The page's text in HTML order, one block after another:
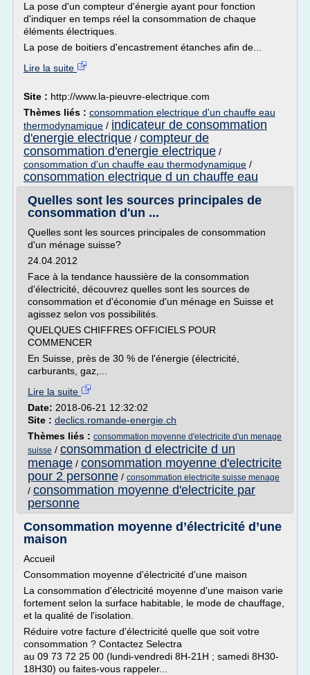
La pose d'un compteur d'énergie ayant pour fonction
d'indiquer en temps réel la consommation de chaque
éléments électriques.
La pose de boitiers d'encastrement étanches afin de...
Lire la suite
Site : http://www.la-pieuvre-electrique.com
Thèmes liés : consommation electrique d'un chauffe eau
thermodynamique / indicateur de consommation
d'energie electrique / compteur de
consommation d'energie electrique /
consommation d'un chauffe eau thermodynamique /
consommation electrique d un chauffe eau
Quelles sont les sources principales de
consommation d'un ...
Quelles sont les sources principales de consommation
d'un ménage suisse?
24.04.2012
Face à la tendance haussière de la consommation
d'électricité, découvrez quelles sont les sources de
consommation et d'économie d'un ménage en Suisse et
agissez selon vos possibilités.
QUELQUES CHIFFRES OFFICIELS POUR
COMMENCER
En Suisse, près de 30 % de l'énergie (électricité,
carburants, gaz,...
Lire la suite
Date: 2018-06-21 12:32:02
Site : declics.romande-energie.ch
Thèmes liés : consommation moyenne d'electricite d'un menage
suisse / consommation d electricite d un
menage / consommation moyenne d'electricite
pour 2 personne / consommation electricite suisse menage
/ consommation moyenne d'electricite par
personne
Consommation moyenne d’électricité d’une
maison
Accueil
Consommation moyenne d'électricité d'une maison
La consommation d'électricité moyenne d'une maison varie
fortement selon la surface habitable, le mode de chauffage,
et la qualité de l'isolation.
Réduire votre facture d'électricité quelle que soit votre
consommation ? Contactez Selectra
au 09 73 72 25 00 (lundi-vendredi 8H-21H ; samedi 8H30-
18H30) ou faites-vous rappeler...